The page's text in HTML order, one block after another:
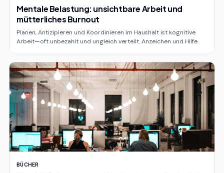
Mentale Belastung: unsichtbare Arbeit und
mütterliches Burnout
Planen, Antizipieren und Koordinieren im Haushalt ist kognitive
Arbeit—oft unbezahlt und ungleich verteilt. Anzeichen und Hilfe.
BÜCHER